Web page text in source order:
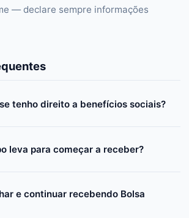
— declare sempre informações
tenho direito a benefícios sociais?
leva para começar a receber?
e continuar recebendo Bolsa